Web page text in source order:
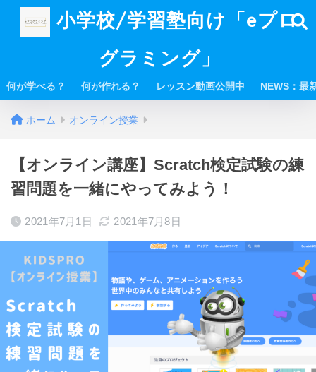
小学校/学習塾向け「eプロ
グラミング」
何が学べる？ 何が作れる？ レッスン動画公開中 NEWS：最
ホーム オンライン授業
【オンライン講座】Scratch検定試験の練
習問題を一緒にやってみよう！
2021年7月1日 2021年7月8日